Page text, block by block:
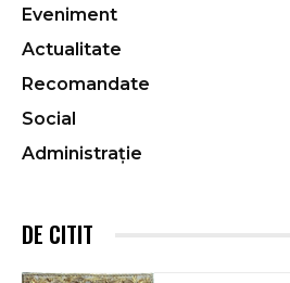
Eveniment
Actualitate
Recomandate
Social
Administrație
DE CITIT